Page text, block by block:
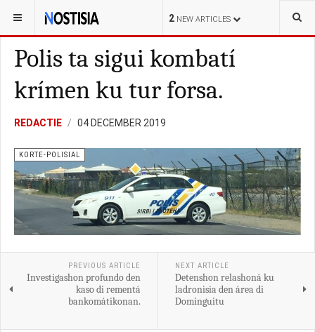
2 NEW ARTICLES
YOU ARE HERE: CURAÇAO LOKAL
Polis ta sigui kombatí
krímen ku tur forsa.
REDACTIE 04 DECEMBER 2019
KORTE-POLISIAL
PREVIOUS ARTICLE
Investigashon profundo den
kaso di rementá
bankomátikonan.
NEXT ARTICLE
Detenshon relashoná ku
ladronisia den área di
Dominguitu